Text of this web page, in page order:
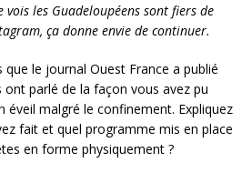
les Guadeloupéens sont fiers de
ça donne envie de continuer.
que le journal Ouest France a publié
ont parlé de la façon vous avez pu
éveil malgré le confinement. Expliquez
fait et quel programme mis en place
en forme physiquement ?